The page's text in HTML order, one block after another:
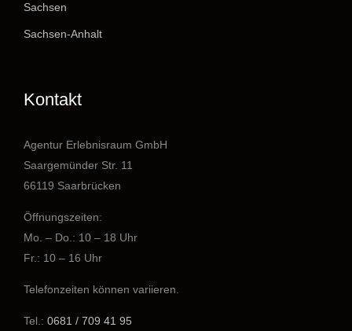
Sachsen
Sachsen-Anhalt
Kontakt
Agentur Erlebnisraum GmbH
Saargemünder Str. 11
66119 Saarbrücken
Öffnungszeiten:
Mo. – Do.: 10 – 18 Uhr
Fr.: 10 – 16 Uhr
Telefonzeiten können variieren.
Tel.: 0681 / 709 41 95